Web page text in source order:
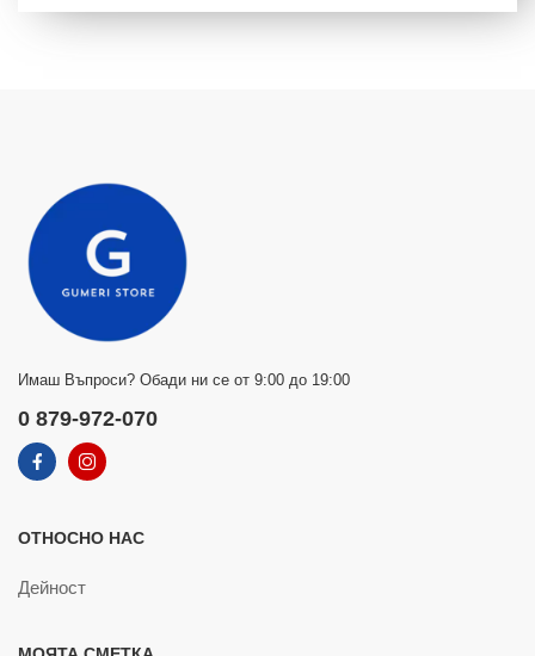
Имаш Въпроси? Обади ни се от 9:00 до 19:00
0 879-972-070
ОТНОСНО НАС
Дейност